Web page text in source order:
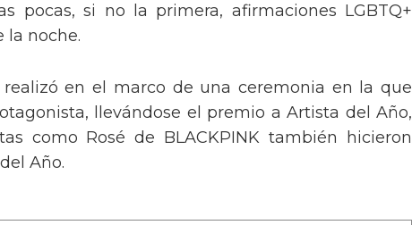
pocas, si no la primera, afirmaciones LGBTQ+
la noche.
en el marco de una ceremonia en la que
llevándose el premio a Artista del Año,
como Rosé de BLACKPINK también hicieron
Año.